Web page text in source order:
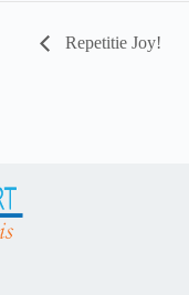
Repetitie Joy!